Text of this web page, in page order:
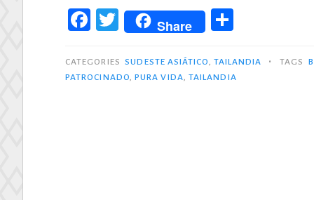
Koh
(Tailandia)
con
F
c
e
T
w
it
te
Share
m
p
CATEGORIES SUDESTE ASIÁTICO, TAILANDIA • TAGS
PATROCINADO,PURA VIDA, TAILANDIA